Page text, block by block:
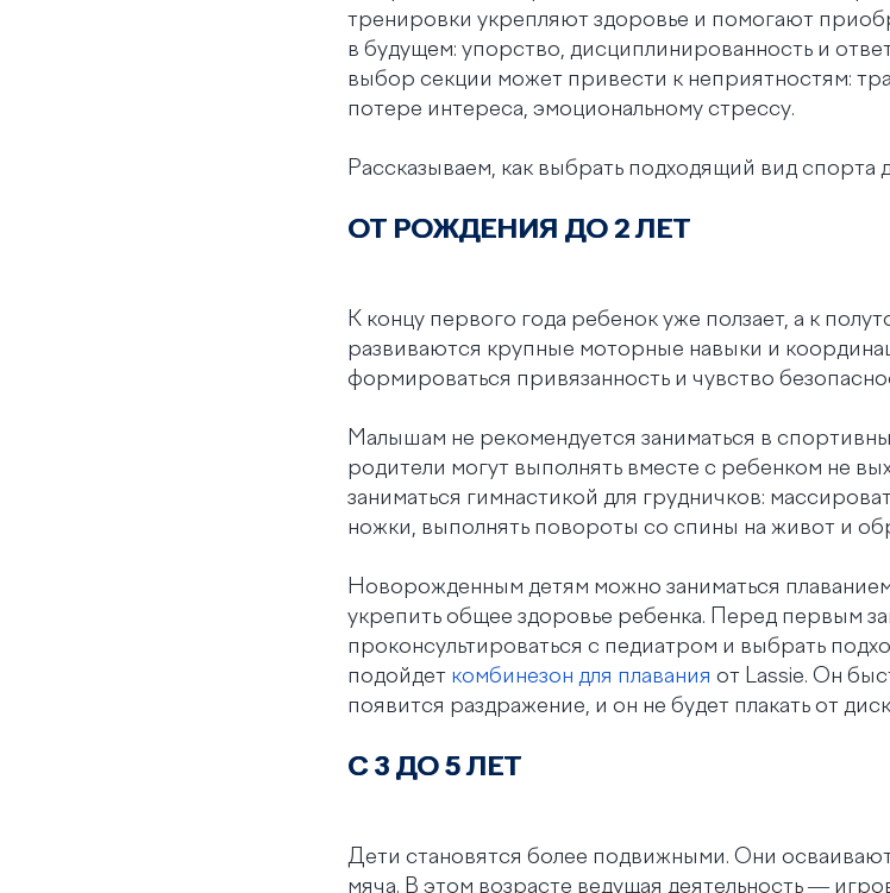
тренировки укрепляют здоровье и помогают
в будущем: упорство, дисциплинированность и
выбор секции может привести к неприятностям:
потере интереса, эмоциональному стрессу.
Рассказываем, как выбрать подходящий вид спорта
ОТ РОЖДЕНИЯ ДО 2 ЛЕТ
К концу первого года ребенок уже ползает, а к
развиваются крупные моторные навыки и
формироваться привязанность и чувство
Малышам не рекомендуется заниматься в
родители могут выполнять вместе с ребенком не
заниматься гимнастикой для грудничков:
ножки, выполнять повороты со спины на живот и
Новорожденным детям можно заниматься
укрепить общее здоровье ребенка. Перед первым
проконсультироваться с педиатром и выбрать
подойдет комбинезон для плавания от Lassie. Он
появится раздражение, и он не будет плакать от
С 3 ДО 5 ЛЕТ
Дети становятся более подвижными. Они
мяча. В этом возрасте ведущая деятельность —